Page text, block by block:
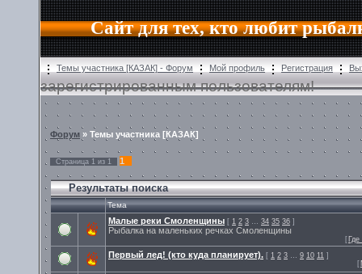
Сайт для тех, кто любит
Темы участника [КАЗАК] - Форум Мой профиль Регистрация
зарегистрированным пользователям!
Форум » Темы участника [КАЗАК]
Страница 1 из 1 1
Результаты поиска
Тема
Малые реки Смоленщины [ 1 2 3 … 34 35 36 ]
Рыбалка на маленьких речках Смоленщины
[
Первый лед! (кто куда планирует). [ 1 2 3 … 9 10 11 ]
[